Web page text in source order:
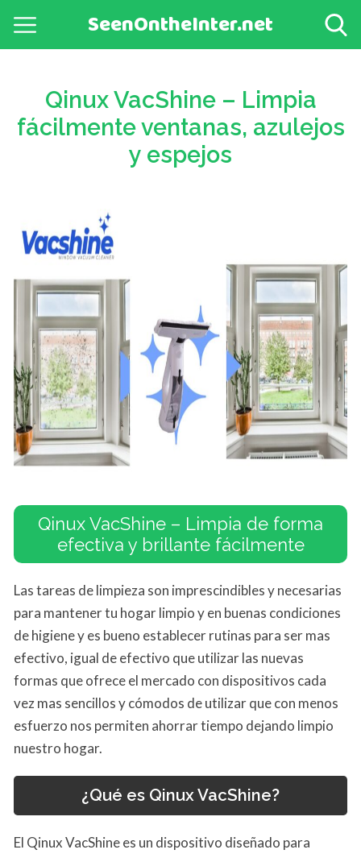
SeenOntheInter.net
Qinux VacShine – Limpia
fácilmente ventanas, azulejos
y espejos
Qinux VacShine – Limpia de forma
efectiva y brillante fácilmente
Las tareas de limpieza son imprescindibles y necesarias
para mantener tu hogar limpio y en buenas condiciones
de higiene y es bueno establecer rutinas para ser mas
efectivo, igual de efectivo que utilizar las nuevas
formas que ofrece el mercado con dispositivos cada
vez mas sencillos y cómodos de utilizar que con menos
esfuerzo nos permiten ahorrar tiempo dejando limpio
nuestro hogar.
¿Qué es Qinux VacShine?
El Qinux VacShine es un dispositivo diseñado para